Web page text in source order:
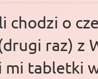
chodzi o
raz) z
mi tabletki